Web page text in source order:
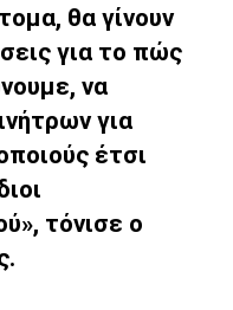
θα γίνουν
για το πώς
να
για
έτσι
τόνισε ο